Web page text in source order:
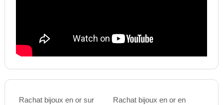
Rachat bijoux en or sur
Rachat bijoux en or en